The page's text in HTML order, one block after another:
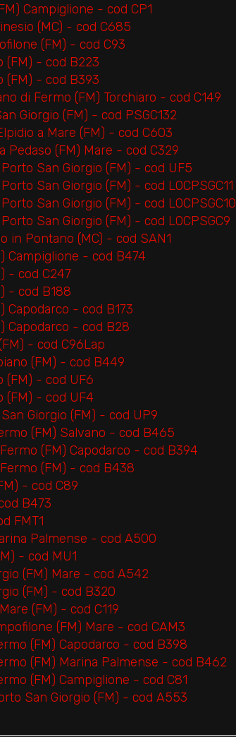
Campiglione - cod CP1
(MC) - cod C685
(FM) - cod C93
(FM) - cod B223
(FM) - cod B393
di Fermo (FM) Torchiaro - cod C149
Giorgio (FM) - cod PSGC132
a Mare (FM) - cod C603
Pedaso (FM) Mare - cod C329
San Giorgio (FM) - cod UF5
San Giorgio (FM) - cod LOCPSGC11
San Giorgio (FM) - cod LOCPSGC10
San Giorgio (FM) - cod LOCPSGC9
in Pontano (MC) - cod SAN1
Campiglione - cod B474
- cod C247
- cod B188
Capodarco - cod B173
Capodarco - cod B28
- cod C96Lap
(FM) - cod B449
(FM) - cod UF6
(FM) - cod UF4
Giorgio (FM) - cod UP9
(FM) Salvano - cod B465
(FM) Capodarco - cod B394
(FM) - cod B438
- cod C89
B473
FMT1
Palmense - cod A500
- cod MU1
(FM) Mare - cod A542
(FM) - cod B320
(FM) - cod C119
(FM) Mare - cod CAM3
(FM) Capodarco - cod B398
(FM) Marina Palmense - cod B462
(FM) Campiglione - cod C81
San Giorgio (FM) - cod A553